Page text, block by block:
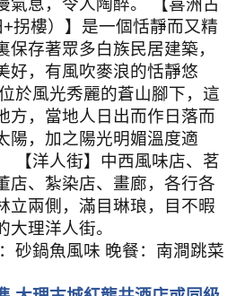
+拐樓）】是一個恬靜而又精
保存著眾多白族民居建築，
好，有風吹麥浪的恬靜悠
於風光秀麗的蒼山腳下，這
方，當地人日出而作日落而
陽，加之陽光明媚溫度適
【洋人街】中西風味店、茗
店、紮染店、畫廊，各行各
立兩側，滿目琳琅，目不暇
理洋人街。
砂鍋魚風味 晚餐：南澗跳菜